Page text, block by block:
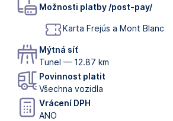
Možnosti platby /post-pay/
Karta Frejús a Mont Blanc
Mýtná síť
Tunel — 12.87 km
Povinnost platit
Všechna vozidla
Vrácení DPH
ANO